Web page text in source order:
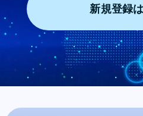
新規登録